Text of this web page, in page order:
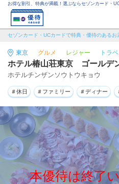
お得な割引、特典が満載！選ぶならセゾンカード・
セゾンカード・UCカードで特典・優待のあるお
東京 グルメ レジャー トラ
ホテル椿山荘東京 ゴールデ
ホテルチンザンソウトウキョウ
＃休日 ＃ファミリー ＃ディナー
本優待は終了